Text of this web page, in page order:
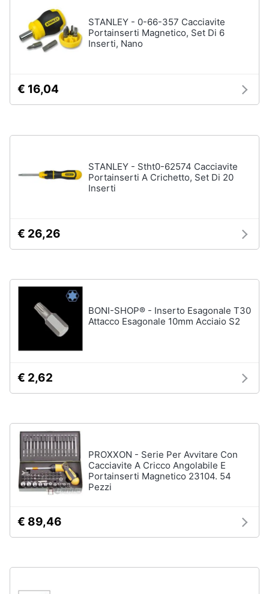
Servizi
STANLEY - 0-66-357 Cacciavite
Portainserti Magnetico, Set Di 6
Inserti, Nano
€ 16,04
STANLEY - Stht0-62574 Cacciavite
Portainserti A Crichetto, Set Di 20
Inserti
€ 26,26
BONI-SHOP® - Inserto Esagonale T30
Attacco Esagonale 10mm Acciaio S2
€ 2,62
PROXXON - Serie Per Avvitare Con
Cacciavite A Cricco Angolabile E
Portainserti Magnetico 23104. 54
Pezzi
€ 89,46